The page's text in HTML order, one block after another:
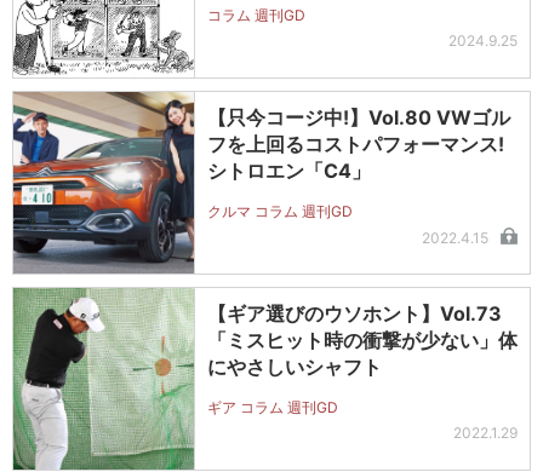
コラム 週刊GD
2024.9.25
【只今コージ中!】Vol.80 VWゴル
フを上回るコストパフォーマンス!
シトロエン「C4」
クルマ コラム 週刊GD
2022.4.15
【ギア選びのウソホント】Vol.73
「ミスヒット時の衝撃が少ない」体
にやさしいシャフト
ギア コラム 週刊GD
2022.1.29